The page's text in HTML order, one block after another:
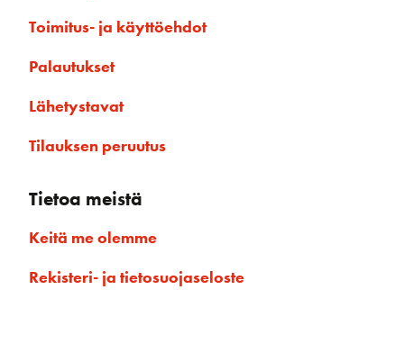
Toimitus- ja käyttöehdot
Palautukset
Lähetystavat
Tilauksen peruutus
Tietoa meistä
Keitä me olemme
Rekisteri- ja tietosuojaseloste